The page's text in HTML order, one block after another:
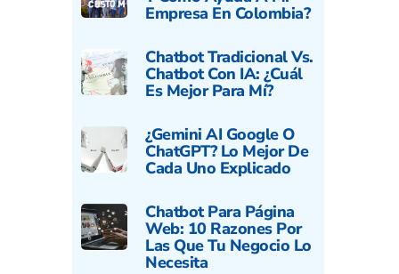
Empresa En Colombia?
Chatbot Tradicional Vs.
Chatbot Con IA: ¿cuál
Es Mejor Para Mí?
¿Gemini AI Google O
ChatGPT? Lo Mejor De
Cada Uno Explicado
Chatbot Para Página
Web: 10 Razones Por
Las Que Tu Negocio Lo
Necesita